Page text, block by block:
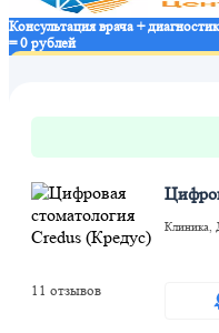
Консультация врача +
= 0 рублей
Клиника,
11 отзывов